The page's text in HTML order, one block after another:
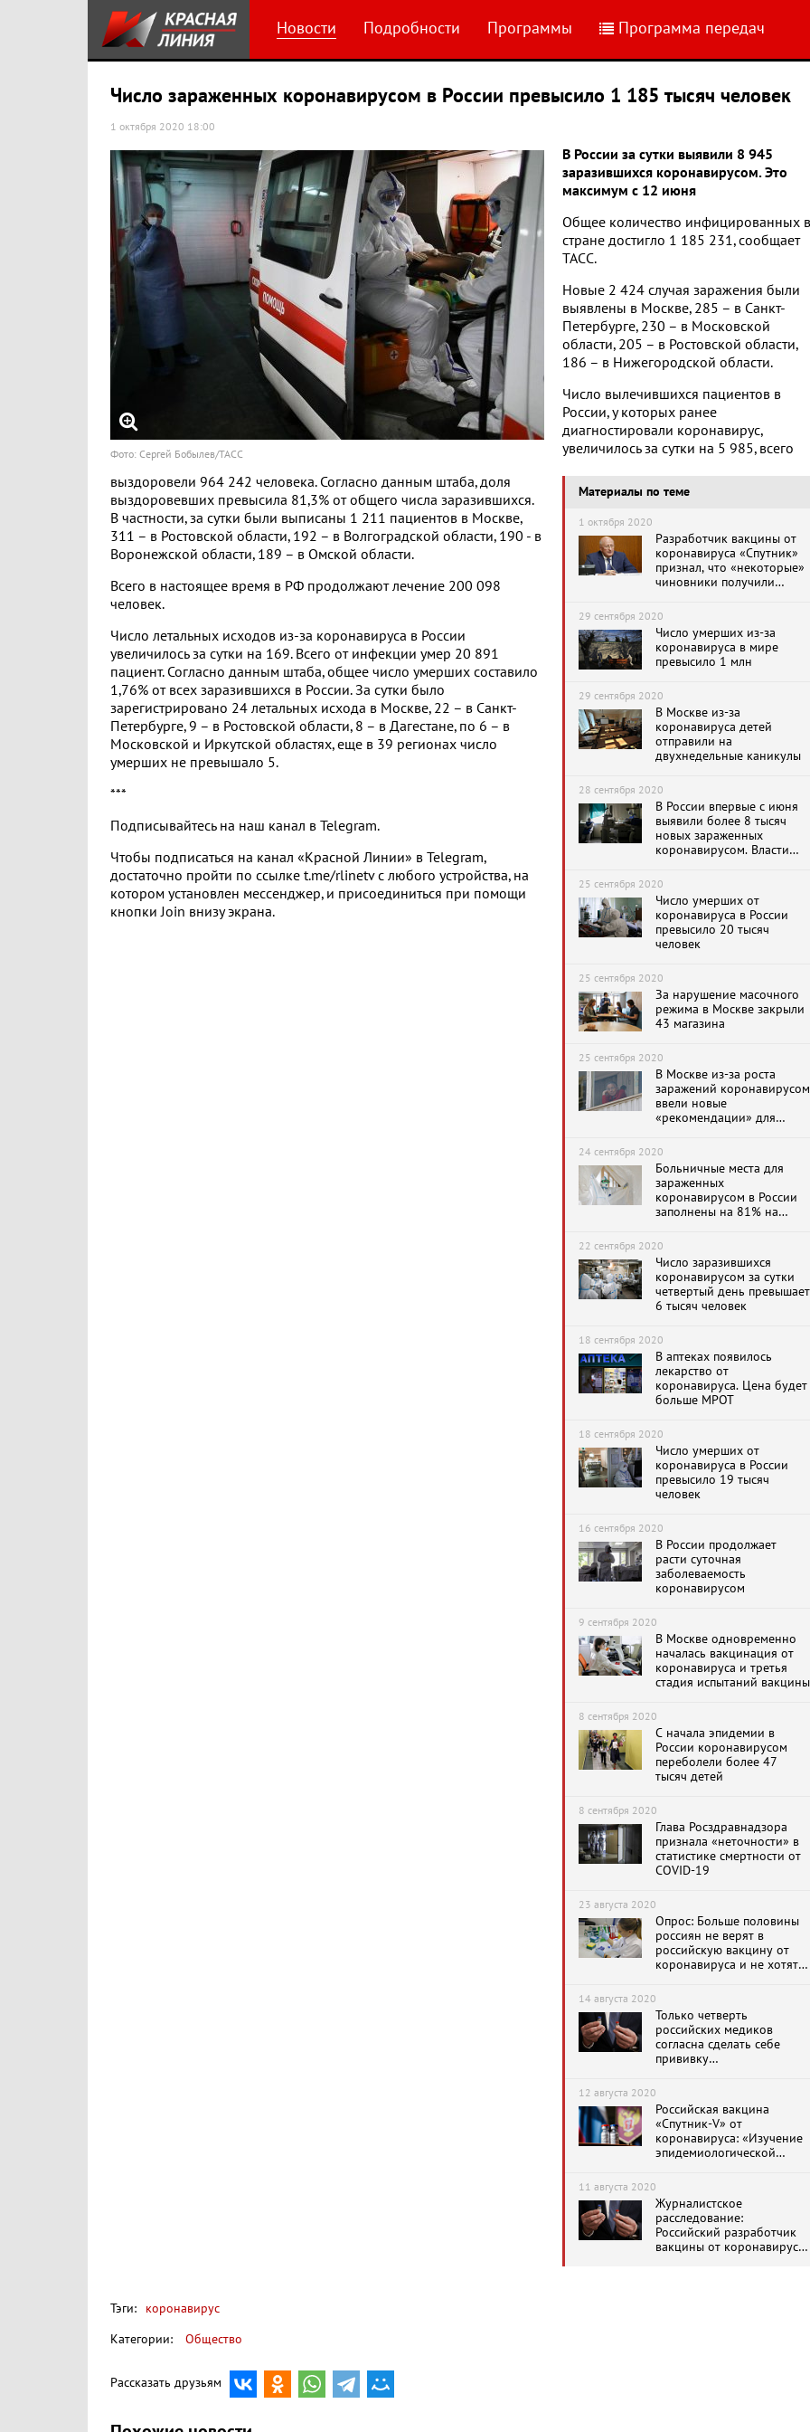
Новости Подробности Программы Программа передач
Число зараженных коронавирусом в России превысило 1 185 тысяч человек
1 октября 2020 18:00
Фото: Сергей Бобылев/ТАСС
В России за сутки выявили 8 945
заразившихся коронавирусом. Это
максимум с 12 июня
Материалы по теме
1 октября 2020
Разработчик вакцины от
коронавируса «Спутник»
признал, что «некоторые»
чиновники получили
регистрации
29 сентября 2020
Число умерших из-за
коронавируса в мире
превысило 1 млн
29 сентября 2020
В Москве из-за
коронавируса детей
отправили на
двухнедельные каникулы
28 сентября 2020
В России впервые с июня
выявили более 8 тысяч
новых зараженных
коронавирусом. Власти
«вторая волна»
25 сентября 2020
Число умерших от
коронавируса в России
превысило 20 тысяч
человек
25 сентября 2020
За нарушение масочного
режима в Москве закрыли
43 магазина
25 сентября 2020
В Москве из-за роста
заражений коронавирусом
ввели новые
«рекомендации» для
24 сентября 2020
Больничные места для
зараженных
коронавирусом в России
заполнены на 81% на
заболеваемости COVID-19
22 сентября 2020
Число заразившихся
коронавирусом за сутки
четвертый день превышает
6 тысяч человек
18 сентября 2020
В аптеках появилось
лекарство от
коронавируса. Цена будет
больше МРОТ
18 сентября 2020
Число умерших от
коронавируса в России
превысило 19 тысяч
человек
16 сентября 2020
В России продолжает
расти суточная
заболеваемость
коронавирусом
9 сентября 2020
В Москве одновременно
началась вакцинация от
коронавируса и третья
стадия испытаний вакцины
8 сентября 2020
С начала эпидемии в
России коронавирусом
переболели более 47
тысяч детей
8 сентября 2020
Глава Росздравнадзора
признала «неточности» в
статистике смертности от
COVID-19
23 августа 2020
Опрос: Больше половины
россиян не верят в
российскую вакцину от
коронавируса и не хотят
14 августа 2020
Только четверть
российских медиков
согласна сделать себе
прививку
12 августа 2020
Российская вакцина
«Спутник-V» от
коронавируса: «Изучение
эпидемиологической
11 августа 2020
Журналистское
расследование:
Российский разработчик
вакцины от коронавируса
Общее количество инфицированных в
стране достигло 1 185 231, сообщает
ТАСС.
Новые 2 424 случая заражения были
выявлены в Москве, 285 – в Санкт-
Петербурге, 230 – в Московской
области, 205 – в Ростовской области,
186 – в Нижегородской области.
Число вылечившихся пациентов в
России, у которых ранее
диагностировали коронавирус,
увеличилось за сутки на 5 985, всего
выздоровели 964 242 человека. Согласно данным штаба, доля
выздоровевших превысила 81,3% от общего числа заразившихся.
В частности, за сутки были выписаны 1 211 пациентов в Москве,
311 – в Ростовской области, 192 – в Волгоградской области, 190 - в
Воронежской области, 189 – в Омской области.
Всего в настоящее время в РФ продолжают лечение 200 098
человек.
Число летальных исходов из-за коронавируса в России
увеличилось за сутки на 169. Всего от инфекции умер 20 891
пациент. Согласно данным штаба, общее число умерших составило
1,76% от всех заразившихся в России. За сутки было
зарегистрировано 24 летальных исхода в Москве, 22 – в Санкт-
Петербурге, 9 – в Ростовской области, 8 – в Дагестане, по 6 – в
Московской и Иркутской областях, еще в 39 регионах число
умерших не превышало 5.
***
Подписывайтесь на наш канал в Telegram.
Чтобы подписаться на канал «Красной Линии» в Telegram,
достаточно пройти по ссылке t.me/rlinetv с любого устройства, на
котором установлен мессенджер, и присоединиться при помощи
кнопки Join внизу экрана.
Тэги:
коронавирус
Категории:
Общество
Рассказать друзьям